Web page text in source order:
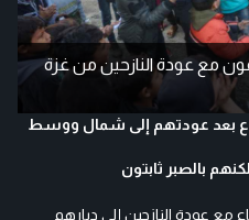
مع عودة النازحين من غزة
بعد عودتهم إلى شمال ووسط
بالصبر ثابتون
مع عودة النازحين إلى ديارهم